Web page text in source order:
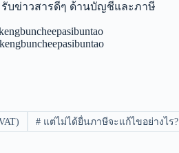
บข่าวสารดีๆ ด้านบัญชีและภาษี
#แต่ไม่ได้ยื่นภาษีจะแก้ไขอย่างไร?